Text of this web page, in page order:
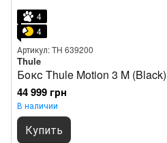
4
4
Артикул: TH 639200
Thule
Бокс Thule Motion 3 M (Black)
44 999 грн
В наличии
Купить